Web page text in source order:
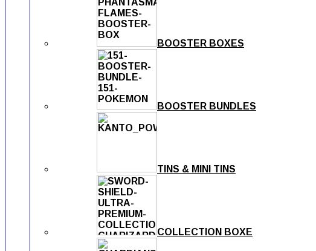
BOOSTER BOXES
BOOSTER BUNDLES
TINS & MINI TINS
COLLECTION BOXE